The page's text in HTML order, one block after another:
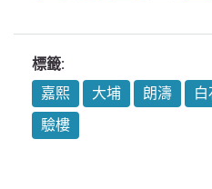
標籤:
嘉熙
大埔 朗濤 白
驗樓